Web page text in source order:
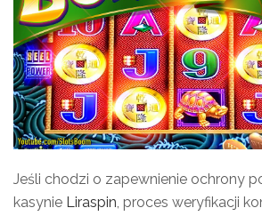
Jeśli chodzi o zapewnienie ochrony
kasynie Liraspin, proces weryfikacji